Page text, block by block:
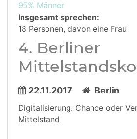
95% Männer
Insgesamt sprechen:
18 Personen, davon eine Frau
4. Berliner
22.11.2017 Berlin
Digitalisierung. Chance oder
Mittelstand